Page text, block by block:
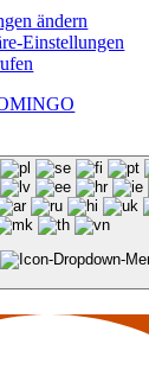
ändern
Einstellungen